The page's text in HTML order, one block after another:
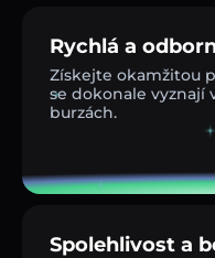
Rychlá a
Získejte okamžitou
se dokonale vyznají
burzách.
Spolehlivost a